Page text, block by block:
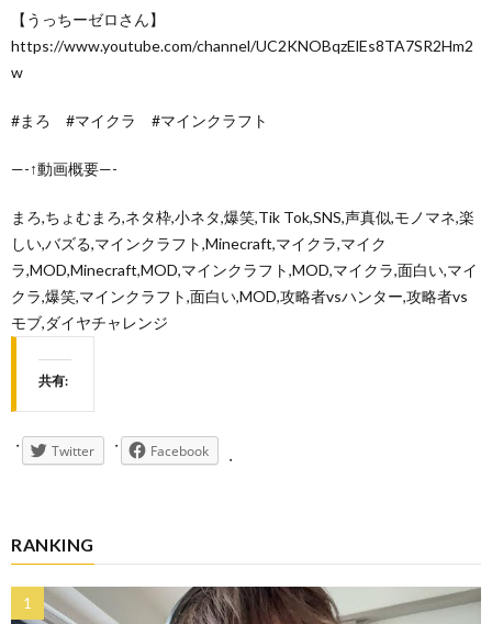
【うっちーゼロさん】
https://www.youtube.com/channel/UC2KNOBqzElEs8TA7SR2Hm2
w
#まろ #マイクラ #マインクラフト
—-↑動画概要—-
まろ,ちょむまろ,ネタ枠,小ネタ,爆笑,Tik Tok,SNS,声真似,モノマネ,楽
しい,バズる,マインクラフト,Minecraft,マイクラ,マイク
ラ,MOD,Minecraft,MOD,マインクラフト,MOD,マイクラ,面白い,マイ
クラ,爆笑,マインクラフト,面白い,MOD,攻略者vsハンター,攻略者vs
モブ,ダイヤチャレンジ
共有:
Twitter Facebook
RANKING